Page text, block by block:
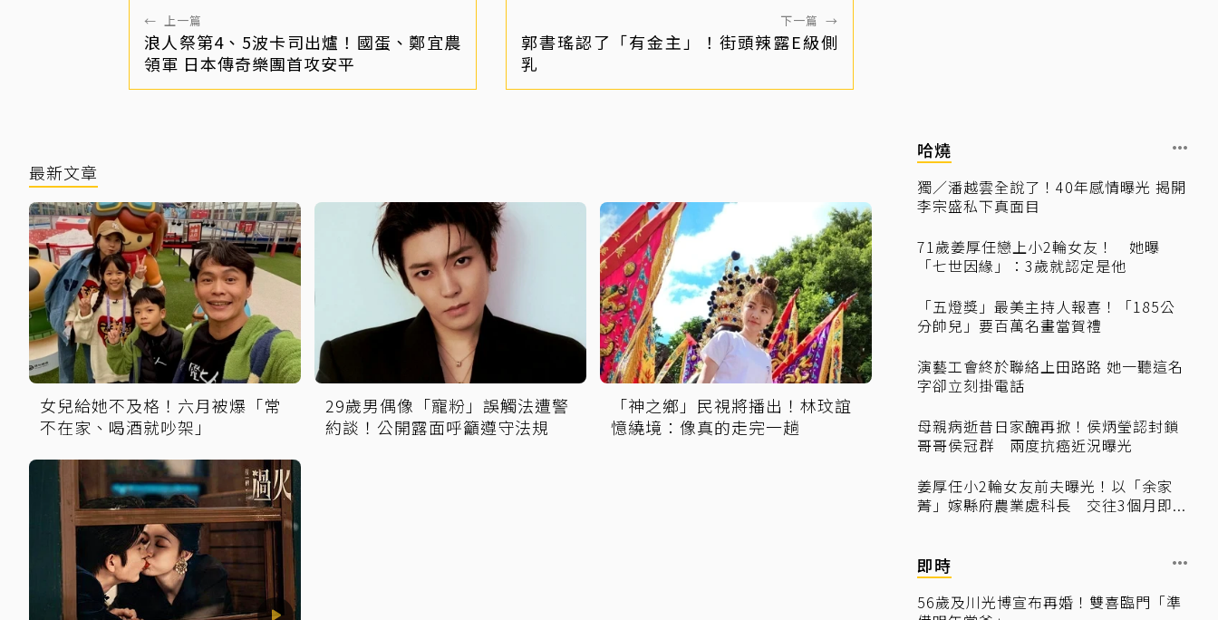
← 上一篇
浪人祭第4、5波卡司出爐！國蛋、鄭宜農
領軍 日本傳奇樂團首攻安平
下一篇 →
郭書瑤認了「有金主」！街頭辣露E級側
乳
最新文章
女兒給她不及格！六月被爆「常
不在家、喝酒就吵架」
29歲男偶像「寵粉」誤觸法遭警
約談！公開露面呼籲遵守法規
「神之鄉」民視將播出！林玟誼
憶繞境：像真的走完一趟
哈燒
獨／潘越雲全說了！40年感情曝光 揭開
李宗盛私下真面目
71歲姜厚任戀上小2輪女友！ 她曝
「七世因緣」：3歲就認定是他
「五燈獎」最美主持人報喜！「185公
分帥兒」要百萬名畫當賀禮
演藝工會終於聯絡上田路路 她一聽這名
字卻立刻掛電話
母親病逝昔日家醜再掀！侯炳瑩認封鎖
哥哥侯冠群 兩度抗癌近況曝光
姜厚任小2輪女友前夫曝光！以「余家
菁」嫁縣府農業處科長 交往3個月即...
即時
56歲及川光博宣布再婚！雙喜臨門「準